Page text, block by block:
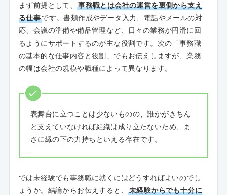
まず前提として、事務職とは会社の運営を裏側から支え
る仕事です。書類作成やデータ入力、電話やメールの対
応、会議の準備や備品管理など、日々の業務が円滑に回
るようにサポートするのが主な役割です。次の「事務職
の基本的な仕事内容と役割」でもお伝えしますが、業務
の幅は会社の規模や職種によって異なります。
表舞台に立つことは少ないものの、誰かがきちん
と支えていなければ組織は成り立たないため、ま
さに縁の下の力持ちといえる存在です。
では未経験でも事務職に就くにはどうすればよいのでし
ょうか。結論からお伝えすると、
未経験からでも十分に